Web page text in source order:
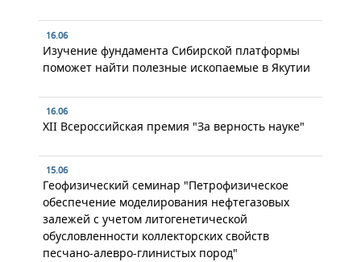
16.06
Изучение фундамента Сибирской платформы
поможет найти полезные ископаемые в Якутии
16.06
XII Всероссийская премия "За верность науке"
15.06
Геофизический семинар "Петрофизическое
обеспечение моделирования нефтегазовых
залежей с учетом литогенетической
обусловленности коллекторских свойств
песчано-алевро-глинистых пород"